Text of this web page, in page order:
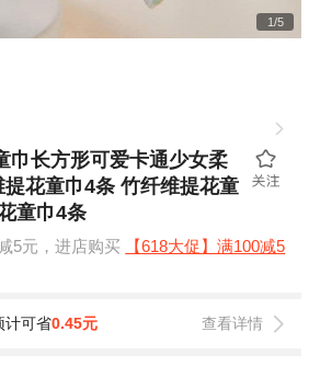
1/5
巾长方形可爱卡通少女柔
花童巾4条 竹纤维提花童
童巾4条
5元，进店购买
【618大促】满100减5
计可省0.45元 查看详情